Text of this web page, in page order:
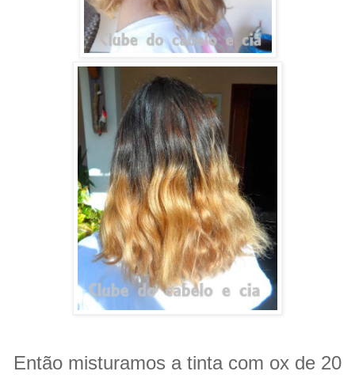
Então misturamos a tinta com ox de 20